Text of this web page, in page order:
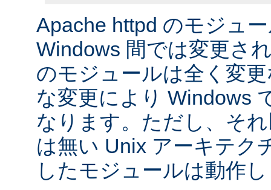
Apache httpd のモジュ
Windows 間では変更さ
のモジュールは全く変
な変更により Windows
なります。ただし、そ
は無い Unix アーキテク
したモジュールは動作